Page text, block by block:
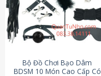
Các
tùy
chọn
có
chọn
Bộ Đồ Chơi Bạo Dâm
BDSM 10 Món Cao Cấp Có